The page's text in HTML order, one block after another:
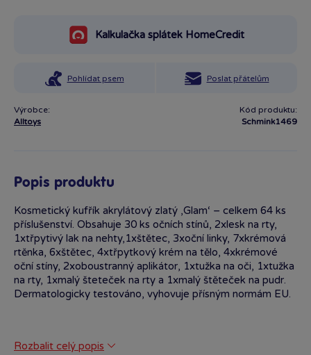
Kalkulačka splátek HomeCredit
Pohlídat psem Poslat přátelům
Výrobce:
Alltoys
Kód produktu:
Schmink1469
Popis produktu
Kosmetický kufřík akrylátový zlatý ‚Glam‘ – celkem 64 ks
příslušenství. Obsahuje 30 ks očních stínů, 2xlesk na rty,
1xtřpytivý lak na nehty,1xštětec, 3xoční linky, 7xkrémová
rtěnka, 6xštětec, 4xtřpytkový krém na tělo, 4xkrémové
oční stíny, 2xoboustranný aplikátor, 1xtužka na oči, 1xtužka
na rty, 1xmalý šteteček na rty a 1xmalý štěteček na pudr.
Dermatologicky testováno, vyhovuje přísným normám EU.
Rozbalit celý popis